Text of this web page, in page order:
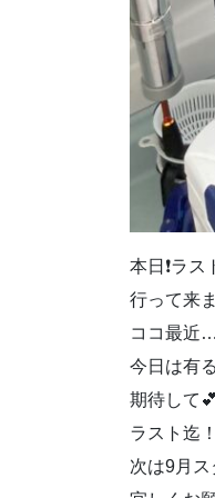
本日❗️ラス
行って来
ココ最近
今日は有
期待して
ラスト迄
次は9月